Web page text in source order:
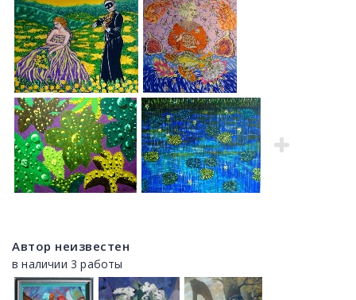
Автор неизвестен
в наличии 3 работы